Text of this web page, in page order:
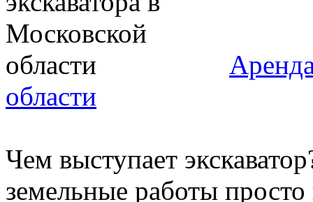
области
Чем выступает
земельные работы